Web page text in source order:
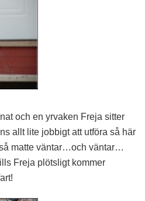
och en yrvaken Freja sitter
allt lite jobbigt att utföra så här
matte väntar…och väntar…
Freja plötsligt kommer